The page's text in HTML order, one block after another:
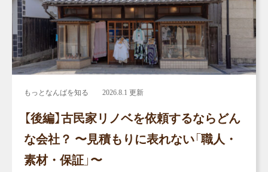
もっとなんばを知る 2026.8.1 更新
【後編】古民家リノベを依頼するならどん
な会社？ 〜見積もりに表れない「職人・
素材・保証」〜